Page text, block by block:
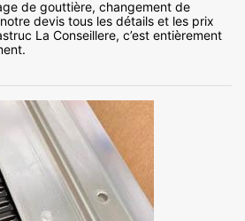
de gouttière, changement de
devis tous les détails et les prix
La Conseillere, c’est entièrement